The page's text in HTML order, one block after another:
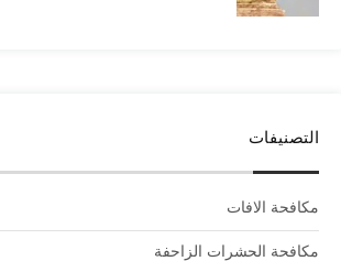
التصنيفات
مكافحة الافات
مكافحة الحشرات الزاحفة